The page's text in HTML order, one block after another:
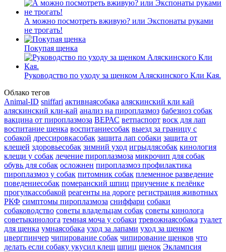
А можно посмотреть вживую? или Экспонаты руками
не трогать!
Покупая щенка
Руководство по уходу за щенком Аляскинского Кли Кая.
Облако тегов
Animal-ID sniffari активнаясобака аляскинский кли кай
аляскинский кли-кай анализ на пироплазмоз бабезиоз собак
вакцина от пироплазмоза ВЕРАС ветпаспорт воск для лап
воспитание щенка воспитаниесобак выезд за границу с
собакой дрессировкасобак защита лап собаки защита от
клещей здоровьесобак зимний уход игрыдлясобак кинология
клещи у собак лечение пироплазмоза микрочип для собак
обувь для собак осложнен пироплазмоз профилактика
пироплазмоз у собак питомник собак племенное разведение
поведениесобак померанский шпиц приучение к пелёнке
прогулкассобакой реагенты на дороге регистрация животных
РКФ симптомы пироплазмоза сниффари собаки
собаководство советы владельцам собак советы кинолога
советыкинолога темная моча у собаки тревожнаясобака туалет
для щенка умнаясобака уход за лапами уход за щенком
цвергпинчер чипирование собак чипирование щенков что
делать если собаку укусил клещ шпиц щенок Эклампсия